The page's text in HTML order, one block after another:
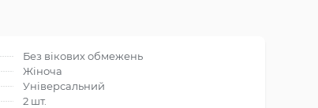
Без вікових обмежень
Жіноча
Універсальний
2 шт.